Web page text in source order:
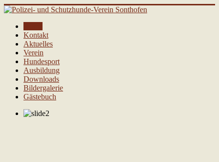
Kontakt
Aktuelles
Verein
Hundesport
Ausbildung
Downloads
Bildergalerie
Gästebuch